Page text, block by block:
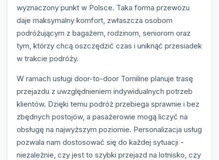
wyznaczony punkt w Polsce. Taka forma przewozu
daje maksymalny komfort, zwłaszcza osobom
podróżującym z bagażem, rodzinom, seniorom oraz
tym, którzy chcą oszczędzić czas i uniknąć przesiadek
w trakcie podróży.
W ramach usługi door-to-door Tomiline planuje trasę
przejazdu z uwzględnieniem indywidualnych potrzeb
klientów. Dzięki temu podróż przebiega sprawnie i bez
zbędnych postojów, a pasażerowie mogą liczyć na
obsługę na najwyższym poziomie. Personalizacja usług
pozwala nam dostosować się do każdej sytuacji -
niezależnie, czy jest to szybki przejazd na lotnisko, czy